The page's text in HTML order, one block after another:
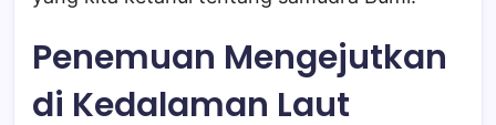
Penemuan Mengejutkan
di Kedalaman Laut